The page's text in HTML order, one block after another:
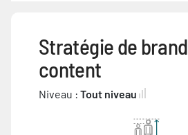
Stratégie de brand
content
Niveau : Tout niveau